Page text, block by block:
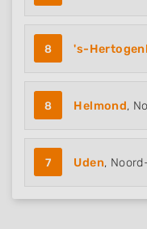
8 's-
8 Helmond,
7 Uden,